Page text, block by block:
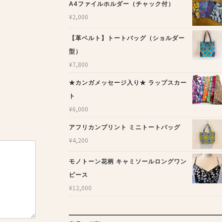
A4ファイルホルダー（チャック付）
¥2,000
【革ベルト】トートバッグ（ショルダー
型）
¥7,800
★カンガメッセージ入り★ ラップスカー
ト
¥6,000
アフリカンプリント ミニトートバッグ
¥4,200
モノトーン花柄 キャミソールロングワン
ピース
¥12,000